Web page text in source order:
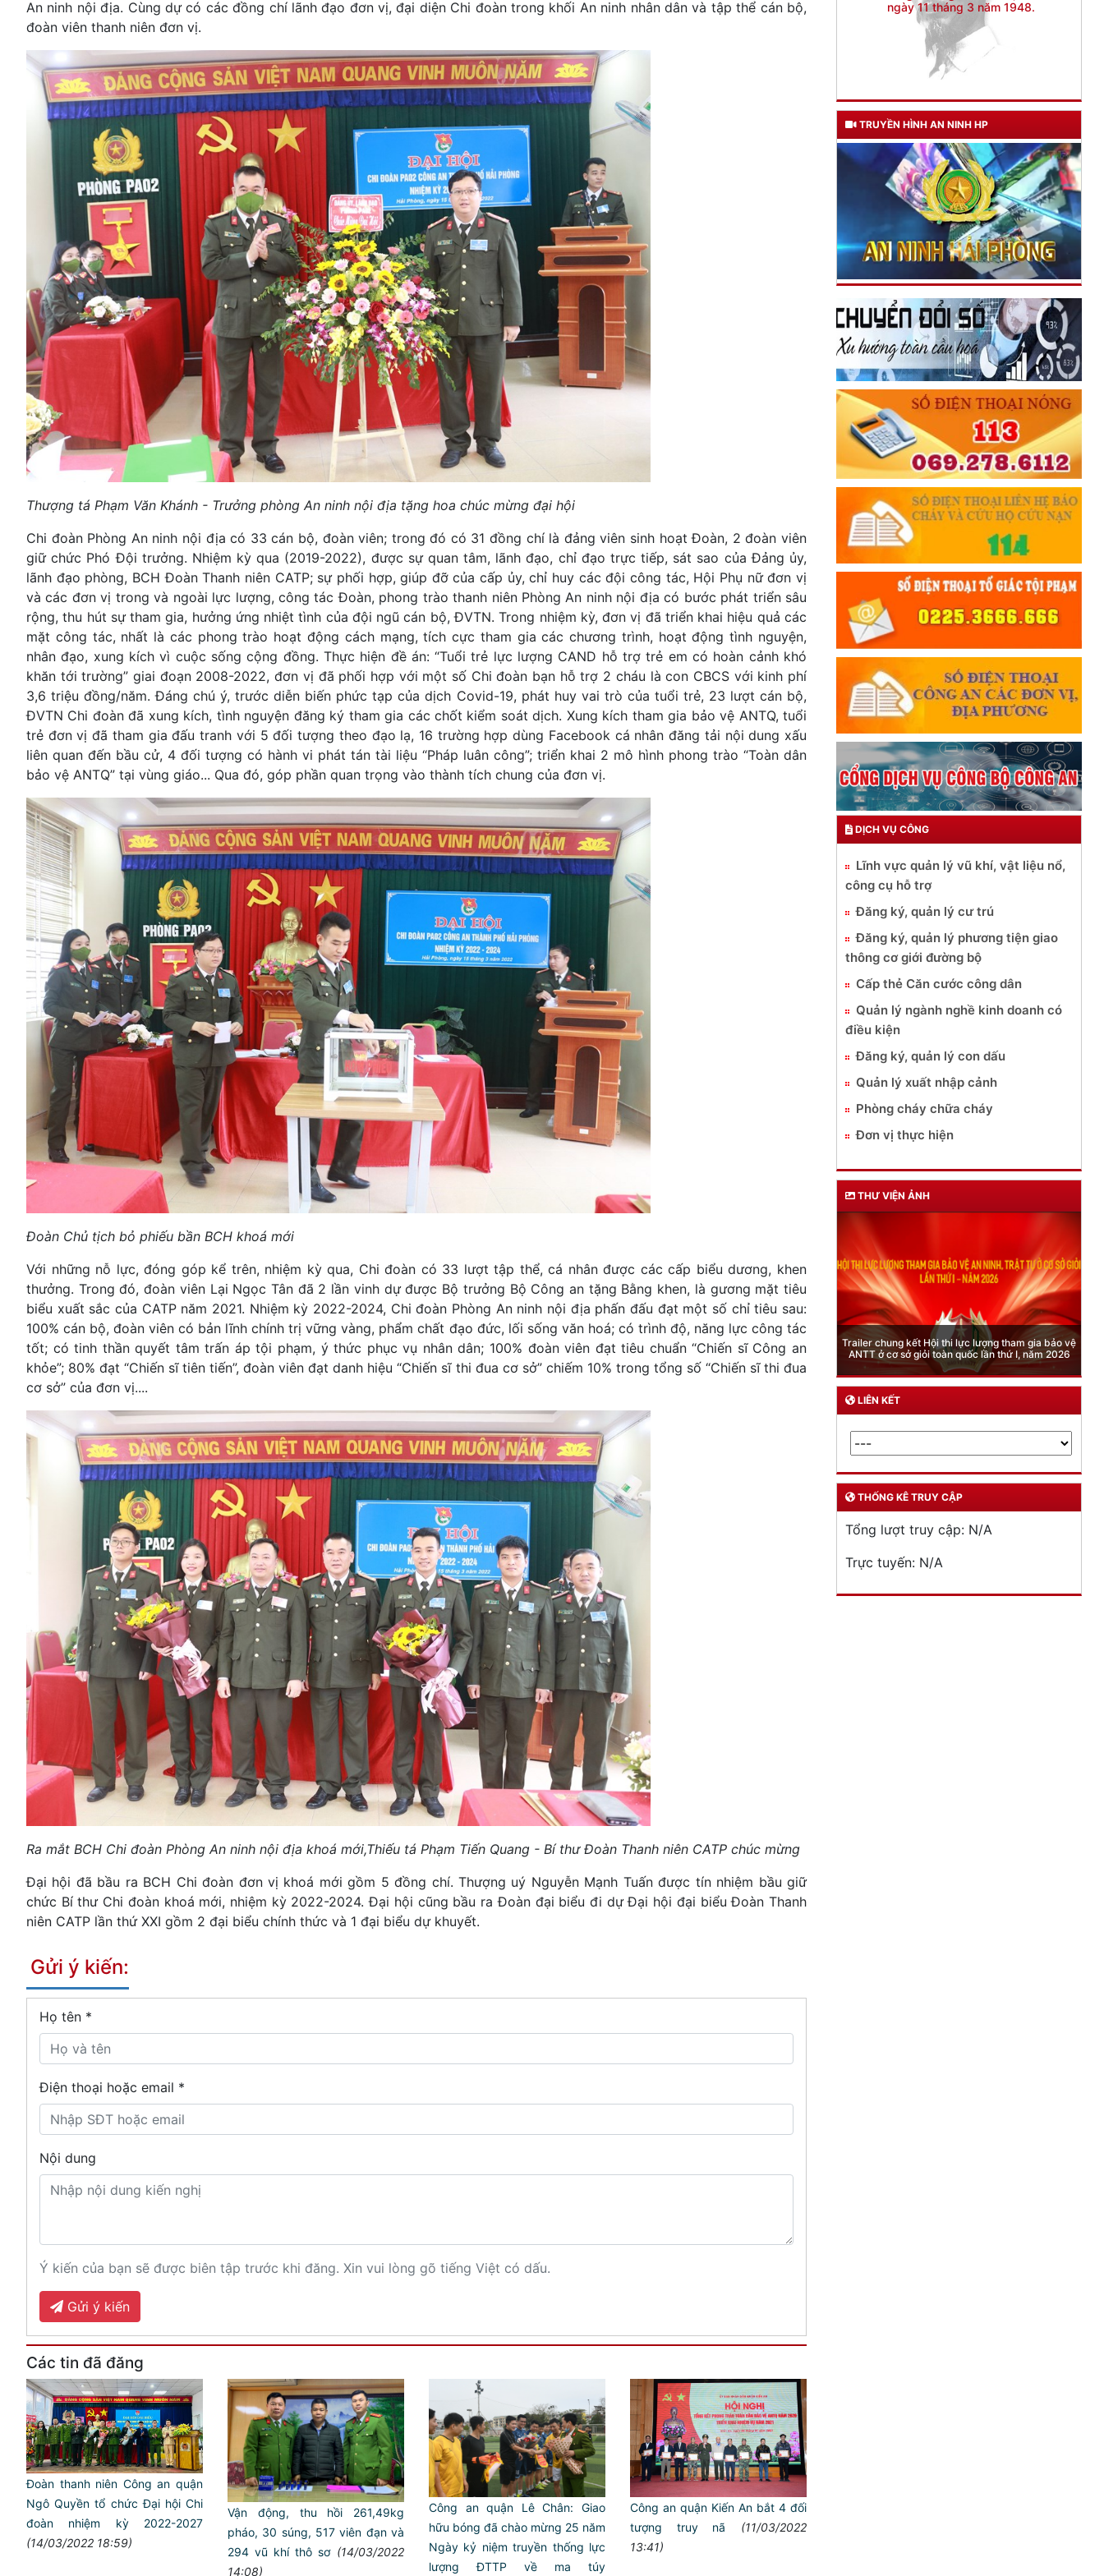
An ninh nội địa. Cùng dự có các đồng chí lãnh đạo đơn vị, đại diện Chi đoàn trong khối An ninh nhân dân và tập thể cán bộ,
đoàn viên thanh niên đơn vị.
Thượng tá Phạm Văn Khánh - Trưởng phòng An ninh nội địa tặng hoa chúc mừng đại hội
Chi đoàn Phòng An ninh nội địa có 33 cán bộ, đoàn viên; trong đó có 31 đồng chí là đảng viên sinh hoạt Đoàn, 2 đoàn viên
giữ chức Phó Đội trưởng. Nhiệm kỳ qua (2019-2022), được sự quan tâm, lãnh đạo, chỉ đạo trực tiếp, sát sao của Đảng ủy,
lãnh đạo phòng, BCH Đoàn Thanh niên CATP; sự phối hợp, giúp đỡ của cấp ủy, chỉ huy các đội công tác, Hội Phụ nữ đơn vị
và các đơn vị trong và ngoài lực lượng, công tác Đoàn, phong trào thanh niên Phòng An ninh nội địa có bước phát triển sâu
rộng, thu hút sự tham gia, hưởng ứng nhiệt tình của đội ngũ cán bộ, ĐVTN. Trong nhiệm kỳ, đơn vị đã triển khai hiệu quả các
mặt công tác, nhất là các phong trào hoạt động cách mạng, tích cực tham gia các chương trình, hoạt động tình nguyện,
nhân đạo, xung kích vì cuộc sống cộng đồng. Thực hiện đề án: “Tuổi trẻ lực lượng CAND hỗ trợ trẻ em có hoàn cảnh khó
khăn tới trường” giai đoạn 2008-2022, đơn vị đã phối hợp với một số Chi đoàn bạn hỗ trợ 2 cháu là con CBCS với kinh phí
3,6 triệu đồng/năm. Đáng chú ý, trước diễn biến phức tạp của dịch Covid-19, phát huy vai trò của tuổi trẻ, 23 lượt cán bộ,
ĐVTN Chi đoàn đã xung kích, tình nguyện đăng ký tham gia các chốt kiểm soát dịch. Xung kích tham gia bảo vệ ANTQ, tuổi
trẻ đơn vị đã tham gia đấu tranh với 5 đối tượng theo đạo lạ, 16 trường hợp dùng Facebook cá nhân đăng tải nội dung xấu
liên quan đến bầu cử, 4 đối tượng có hành vi phát tán tài liệu “Pháp luân công”; triển khai 2 mô hình phong trào “Toàn dân
bảo vệ ANTQ” tại vùng giáo... Qua đó, góp phần quan trọng vào thành tích chung của đơn vị.
Đoàn Chủ tịch bỏ phiếu bần BCH khoá mới
Với những nỗ lực, đóng góp kể trên, nhiệm kỳ qua, Chi đoàn có 33 lượt tập thể, cá nhân được các cấp biểu dương, khen
thưởng. Trong đó, đoàn viên Lại Ngọc Tân đã 2 lần vinh dự được Bộ trưởng Bộ Công an tặng Bằng khen, là gương mặt tiêu
biểu xuất sắc của CATP năm 2021. Nhiệm kỳ 2022-2024, Chi đoàn Phòng An ninh nội địa phấn đấu đạt một số chỉ tiêu sau:
100% cán bộ, đoàn viên có bản lĩnh chính trị vững vàng, phẩm chất đạo đức, lối sống văn hoá; có trình độ, năng lực công tác
tốt; có tinh thần quyết tâm trấn áp tội phạm, ý thức phục vụ nhân dân; 100% đoàn viên đạt tiêu chuẩn “Chiến sĩ Công an
khỏe”; 80% đạt “Chiến sĩ tiên tiến”, đoàn viên đạt danh hiệu “Chiến sĩ thi đua cơ sở” chiếm 10% trong tổng số “Chiến sĩ thi đua
cơ sở” của đơn vị....
Ra mắt BCH Chi đoàn Phòng An ninh nội địa khoá mới,Thiếu tá Phạm Tiến Quang - Bí thư Đoàn Thanh niên CATP chúc mừng
Đại hội đã bầu ra BCH Chi đoàn đơn vị khoá mới gồm 5 đồng chí. Thượng uý Nguyễn Mạnh Tuấn được tín nhiệm bầu giữ
chức Bí thư Chi đoàn khoá mới, nhiệm kỳ 2022-2024. Đại hội cũng bầu ra Đoàn đại biểu đi dự Đại hội đại biểu Đoàn Thanh
niên CATP lần thứ XXI gồm 2 đại biểu chính thức và 1 đại biểu dự khuyết.
Gửi ý kiến:
Họ tên *
Điện thoại hoặc email *
Nội dung
Ý kiến của bạn sẽ được biên tập trước khi đăng. Xin vui lòng gõ tiếng Việt có dấu.
Gửi ý kiến
Các tin đã đăng
Đoàn thanh niên Công an quận
Ngô Quyền tổ chức Đại hội Chi
đoàn nhiệm kỳ 2022-2027
(14/03/2022 18:59)
Vận động, thu hồi 261,49kg
pháo, 30 súng, 517 viên đạn và
294 vũ khí thô sơ (14/03/2022
14:08)
Công an quận Lê Chân: Giao
hữu bóng đã chào mừng 25 năm
Ngày kỷ niệm truyền thống lực
lượng ĐTTP về ma túy
Công an quận Kiến An bắt 4 đối
tượng truy nã
(11/03/2022
13:41)
TRUYỀN HÌNH AN NINH HP
DỊCH VỤ CÔNG
Lĩnh vực quản lý vũ khí, vật liệu nổ,
công cụ hỗ trợ
Đăng ký, quản lý cư trú
Đăng ký, quản lý phương tiện giao
thông cơ giới đường bộ
Cấp thẻ Căn cước công dân
Quản lý ngành nghề kinh doanh có
điều kiện
Đăng ký, quản lý con dấu
Quản lý xuất nhập cảnh
Phòng cháy chữa cháy
Đơn vị thực hiện
THƯ VIỆN ẢNH
Phòng Quản lý xuất nhập cảnh: Hướng dẫn những
quy định mới trong lĩnh vực xuất cảnh, nhập cảnh
của công dân việt nam từ ngày 01/7/2026
LIÊN KẾT
THỐNG KÊ TRUY CẬP
Tổng lượt truy cập: N/A
Trực tuyến: N/A